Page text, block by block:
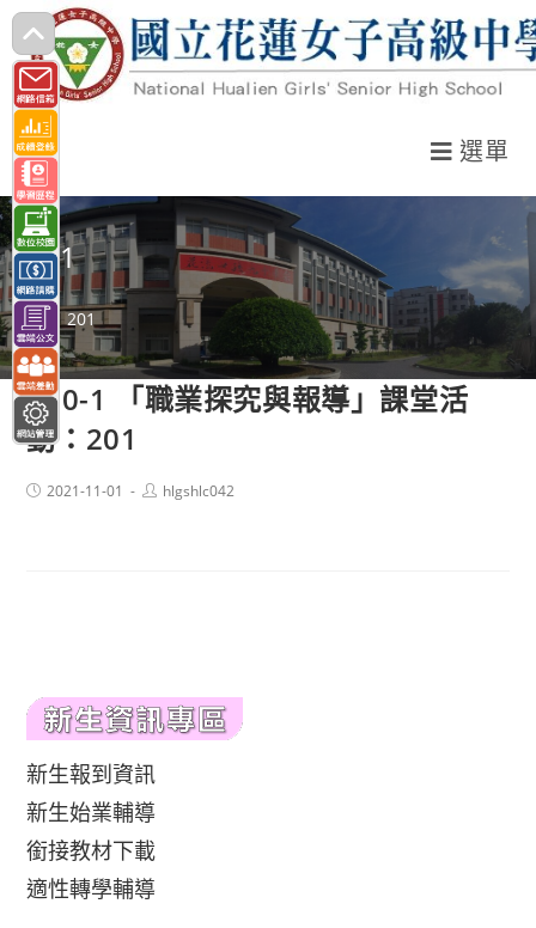
跳
轉
至
主
要
內
容
選單
201
> 201
110-1 「職業探究與報導」課堂活
動：201
Post2021-11-01
Posthlgshlc042
新生報到資訊
新生始業輔導
銜接教材下載
適性轉學輔導